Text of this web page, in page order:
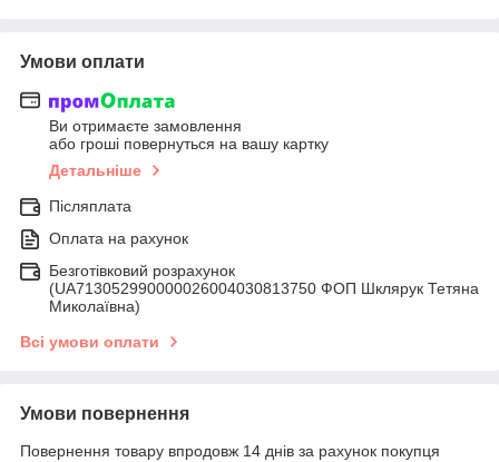
Умови оплати
Ви отримаєте замовлення
або гроші повернуться на вашу картку
Детальніше
Післяплата
Оплата на рахунок
Безготівковий розрахунок
(UA713052990000026004030813750 ФОП Шклярук Тетяна
Миколаївна)
Всі умови оплати
Умови повернення
Повернення товару впродовж 14 днів за рахунок покупця